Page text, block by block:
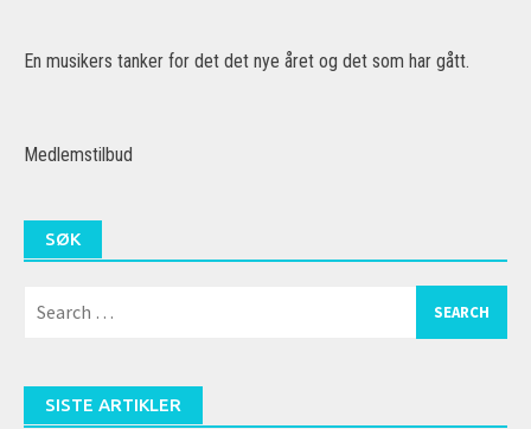
En musikers tanker for det det nye året og det som har gått.
Medlemstilbud
SØK
for:
SISTE ARTIKLER